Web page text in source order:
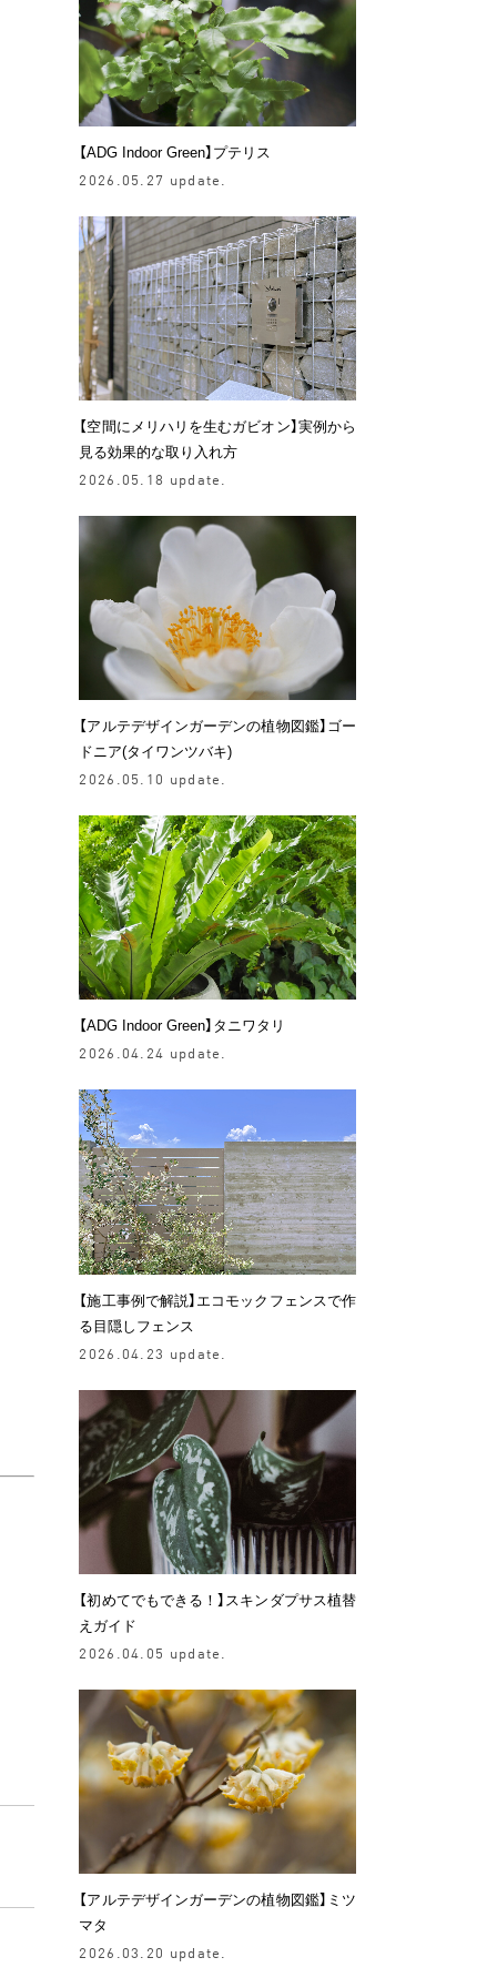
【ADG Indoor Green】プテリス
2026.05.27 update.
【空間にメリハリを生むガビオン】実例から
見る効果的な取り入れ方
2026.05.18 update.
【アルテデザインガーデンの植物図鑑】ゴー
ドニア(タイワンツバキ)
2026.05.10 update.
【ADG Indoor Green】タニワタリ
2026.04.24 update.
【施工事例で解説】エコモックフェンスで作
る目隠しフェンス
2026.04.23 update.
【初めてでもできる！】スキンダプサス植替
えガイド
2026.04.05 update.
【アルテデザインガーデンの植物図鑑】ミツ
マタ
2026.03.20 update.